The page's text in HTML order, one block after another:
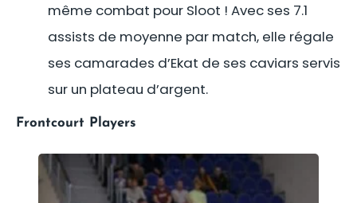
même combat pour Sloot ! Avec ses 7.1
assists de moyenne par match, elle régale
ses camarades d’Ekat de ses caviars servis
sur un plateau d’argent.
Frontcourt Players